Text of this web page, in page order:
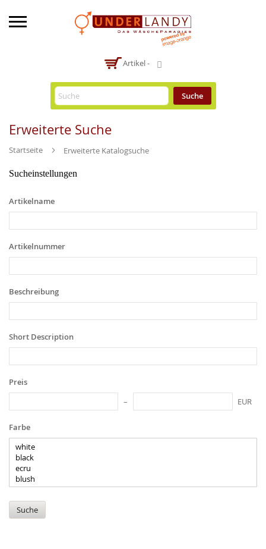
Artikel --
Suche
Erweiterte Suche
Startseite Erweiterte Katalogsuche
Sucheinstellungen
Artikelname
Artikelnummer
Beschreibung
Short Description
Preis
EUR
Farbe
Suche